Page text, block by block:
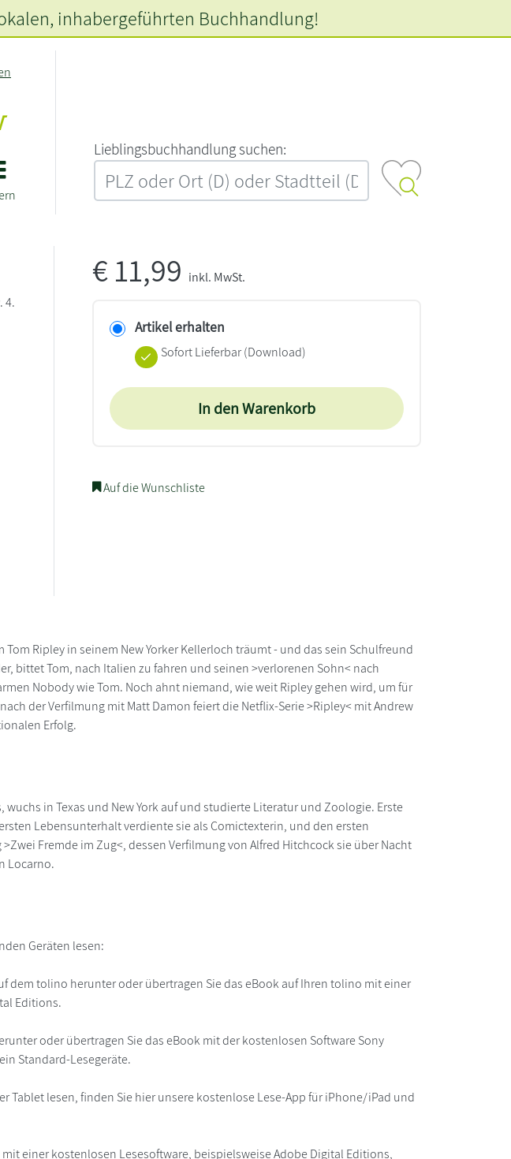
L‍i‍e‍b‍l‍i‍n‍g‍s‍b‍u‍c‍h‍h‍a‍n‍d‍l‍u‍n‍g‍ ‍s‍u‍c‍h‍e‍n‍:‍
, inhabergeführten Buchhandlung!
4.
€11,99 inkl. MwSt.
Artikel erhalten
Sofort Lieferbar (Download)
In den Warenkorb
Auf die Wunschliste
Ripley in seinem New Yorker Kellerloch träumt - und das sein Schulfreund
bittet Tom, nach Italien zu fahren und seinen >verlorenen Sohn< nach
Nobody wie Tom. Noch ahnt niemand, wie weit Ripley gehen wird, um für
der Verfilmung mit Matt Damon feiert die Netflix-Serie >Ripley< mit Andrew
Erfolg.
in Texas und New York auf und studierte Literatur und Zoologie. Erste
Lebensunterhalt verdiente sie als Comictexterin, und den ersten
Fremde im Zug<, dessen Verfilmung von Alfred Hitchcock sie über Nacht
Locarno.
Geräten lesen:
dem tolino herunter oder übertragen Sie das eBook auf Ihren tolino mit einer
Editions.
oder übertragen Sie das eBook mit der kostenlosen Software Sony
Standard-Lesegeräte.
Tablet lesen, finden Sie hier unsere kostenlose Lese-App für iPhone/iPad und
einer kostenlosen Lesesoftware, beispielsweise Adobe Digital Editions,